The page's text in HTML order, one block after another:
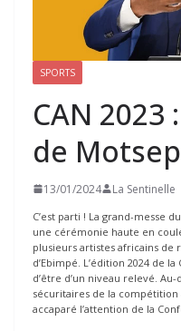
SPORTS
CAN
de
13/01/2024 La Sentinelle
C’est parti ! La grand-messe
une cérémonie haute en
plusieurs artistes africains de
d’Ebimpé. L’édition 2024 de
d’être d’un niveau relevé.
sécuritaires de la
accaparé l’attention de la